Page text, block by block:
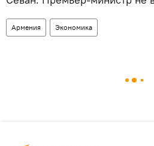
Армения Экономика